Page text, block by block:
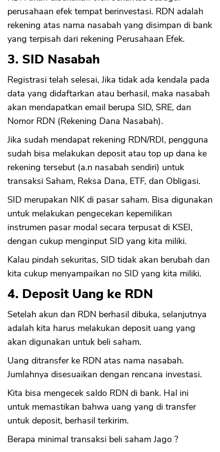
perusahaan efek tempat berinvestasi. RDN adalah
rekening atas nama nasabah yang disimpan di bank
yang terpisah dari rekening Perusahaan Efek.
3. SID Nasabah
Registrasi telah selesai, Jika tidak ada kendala pada
data yang didaftarkan atau berhasil, maka nasabah
akan mendapatkan email berupa SID, SRE, dan
Nomor RDN (Rekening Dana Nasabah).
Jika sudah mendapat rekening RDN/RDI, pengguna
sudah bisa melakukan deposit atau top up dana ke
rekening tersebut (a.n nasabah sendiri) untuk
transaksi Saham, Reksa Dana, ETF, dan Obligasi.
SID merupakan NIK di pasar saham. Bisa digunakan
untuk melakukan pengecekan kepemilikan
instrumen pasar modal secara terpusat di KSEI,
dengan cukup menginput SID yang kita miliki.
Kalau pindah sekuritas, SID tidak akan berubah dan
kita cukup menyampaikan no SID yang kita miliki.
4. Deposit Uang ke RDN
Setelah akun dan RDN berhasil dibuka, selanjutnya
adalah kita harus melakukan deposit uang yang
akan digunakan untuk beli saham.
Uang ditransfer ke RDN atas nama nasabah.
Jumlahnya disesuaikan dengan rencana investasi.
Kita bisa mengecek saldo RDN di bank. Hal ini
untuk memastikan bahwa uang yang di transfer
untuk deposit, berhasil terkirim.
Berapa minimal transaksi beli saham Jago ?